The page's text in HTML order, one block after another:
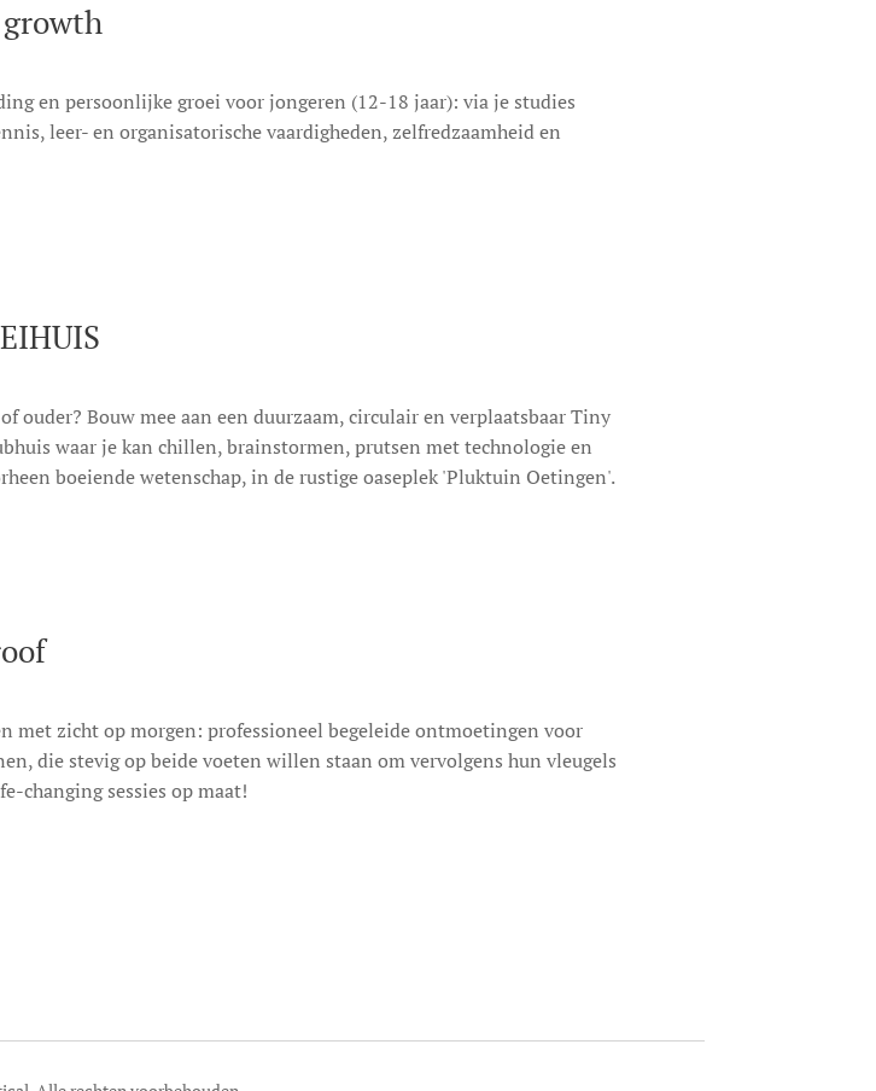
en persoonlijke groei voor jongeren (12-18 jaar): via je studies
leer- en organisatorische vaardigheden, zelfredzaamheid en
ouder? Bouw mee aan een duurzaam, circulair en verplaatsbaar Tiny
waar je kan chillen, brainstormen, prutsen met technologie en
boeiende wetenschap, in de rustige oaseplek 'Pluktuin Oetingen'.
met zicht op morgen: professioneel begeleide ontmoetingen voor
die stevig op beide voeten willen staan om vervolgens hun vleugels
changing sessies op maat!